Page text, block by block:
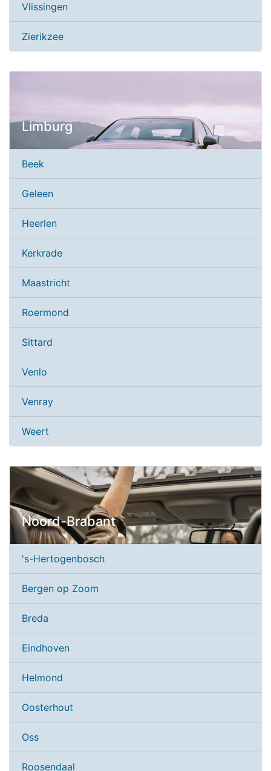
Vlissingen
Zierikzee
Limburg
Beek
Geleen
Heerlen
Kerkrade
Maastricht
Roermond
Sittard
Venlo
Venray
Weert
Noord-Brabant
's-Hertogenbosch
Bergen op Zoom
Breda
Eindhoven
Helmond
Oosterhout
Oss
Roosendaal